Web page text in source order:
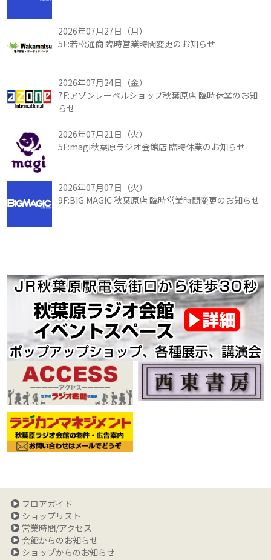
2026年07月27日（月）
5F:若松通商 臨時営業時間変更のお知らせ
2026年07月24日（金）
7F:アゾンレーベルショップ秋葉原店 臨時休業のお知
らせ
2026年07月21日（火）
5F:magi秋葉原ラジオ会館店 臨時休業のお知らせ
2026年07月07日（火）
9F:BIG MAGIC 秋葉原店 臨時営業時間変更のお知らせ
フロアガイド
ショップリスト
営業時間/アクセス
会館からのお知らせ
ショップからのお知らせ